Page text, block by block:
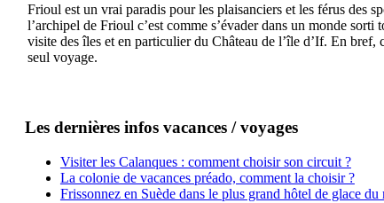
Frioul est un vrai paradis pour les plaisanciers et les férus des
l’archipel de Frioul c’est comme s’évader dans un monde
visite des îles et en particulier du Château de l’île d’If. En
seul voyage.
Les dernières infos vacances / voyages
Visiter les Calanques : comment choisir son circuit ?
La colonie de vacances préado, comment la choisir ?
Frissonnez en Suède dans le plus grand hôtel de glace du